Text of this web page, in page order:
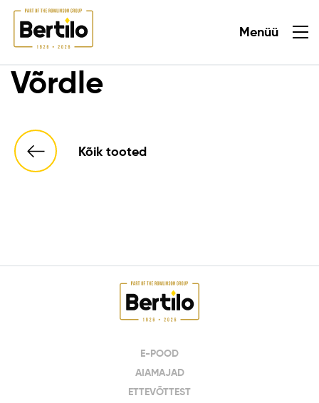
Menüü
Võrdle
Kõik tooted
E-POOD
AIAMAJAD
ETTEVÕTTEST